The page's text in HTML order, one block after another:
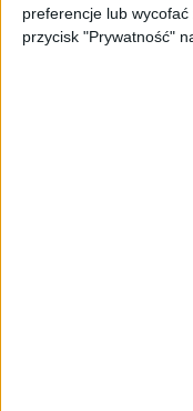
preferencje lub
przycisk "Prywatność"